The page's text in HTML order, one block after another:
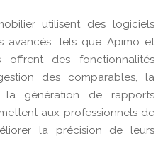
utilisent des logiciels
avancés, tels que Apimo et
offrent des fonctionnalités
des comparables, la
la génération de rapports
aux professionnels de
la précision de leurs